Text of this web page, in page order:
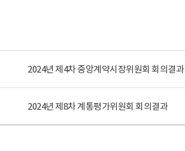
2024년 제4차 중앙계약시장위원회 회의결과
2024년 제8차 계통평가위원회 회의결과